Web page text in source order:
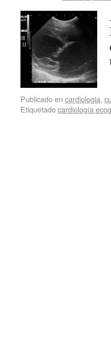
Publicado en cardiologia,
Etiquetadocardiología